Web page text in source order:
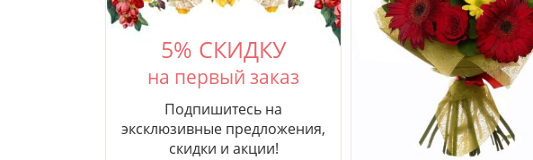
5% СКИДКУ
на первый заказ
Подпишитесь на
эксклюзивные предложения,
скидки и акции!